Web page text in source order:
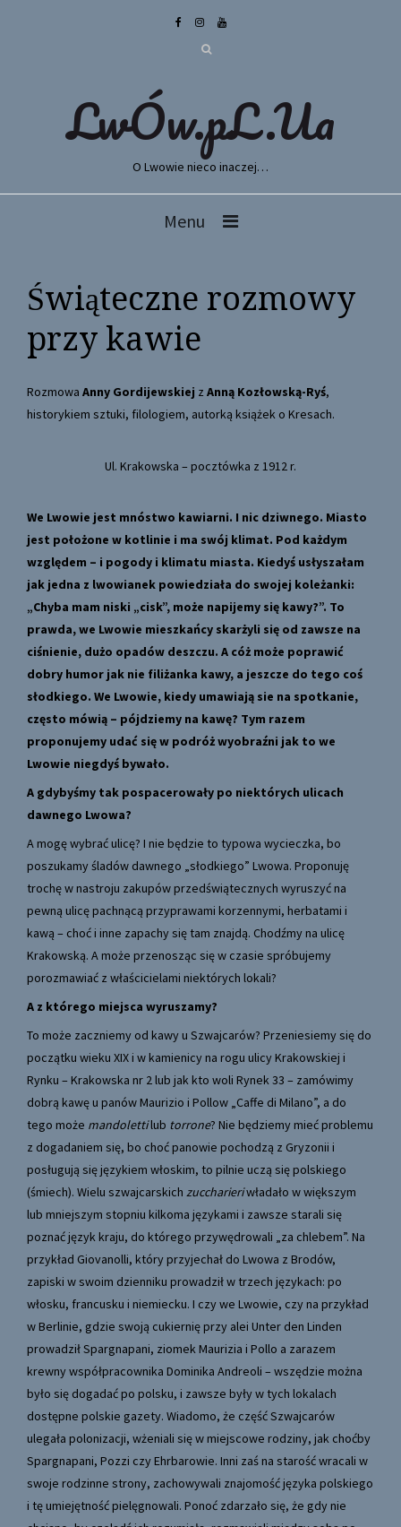
LwÓw.pL.Ua
O Lwowie nieco inaczej…
Menu
Świąteczne rozmowy
przy kawie
Rozmowa Anny Gordijewskiej z Anną Kozłowską-Ryś,
historykiem sztuki, filologiem, autorką książek o Kresach.
Ul. Krakowska – pocztówka z 1912 r.
We Lwowie jest mnóstwo kawiarni. I nic dziwnego. Miasto
jest położone w kotlinie i ma swój klimat. Pod każdym
względem – i pogody i klimatu miasta. Kiedyś usłyszałam
jak jedna z lwowianek powiedziała do swojej koleżanki:
„Chyba mam niski „cisk”, może napijemy się kawy?”. To
prawda, we Lwowie mieszkańcy skarżyli się od zawsze na
ciśnienie, dużo opadów deszczu. A cóż może poprawić
dobry humor jak nie filiżanka kawy, a jeszcze do tego coś
słodkiego. We Lwowie, kiedy umawiają sie na spotkanie,
często mówią – pójdziemy na kawę? Tym razem
proponujemy udać się w podróż wyobraźni jak to we
Lwowie niegdyś bywało.
A gdybyśmy tak pospacerowały po niektórych ulicach
dawnego Lwowa?
A mogę wybrać ulicę? I nie będzie to typowa wycieczka, bo
poszukamy śladów dawnego „słodkiego” Lwowa. Proponuję
trochę w nastroju zakupów przedświątecznych wyruszyć na
pewną ulicę pachnącą przyprawami korzennymi, herbatami i
kawą – choć i inne zapachy się tam znajdą. Chodźmy na ulicę
Krakowską. A może przenosząc się w czasie spróbujemy
porozmawiać z właścicielami niektórych lokali?
A z którego miejsca wyruszamy?
To może zaczniemy od kawy u Szwajcarów? Przeniesiemy się do
początku wieku XIX i w kamienicy na rogu ulicy Krakowskiej i
Rynku – Krakowska nr 2 lub jak kto woli Rynek 33 – zamówimy
dobrą kawę u panów Maurizio i Pollow „Caffe di Milano”, a do
tego może mandolettilub torrone? Nie będziemy mieć problemu
z dogadaniem się, bo choć panowie pochodzą z Gryzonii i
posługują się językiem włoskim, to pilnie uczą się polskiego
(śmiech). Wielu szwajcarskich zuccharieriwładało w większym
lub mniejszym stopniu kilkoma językami i zawsze starali się
poznać język kraju, do którego przywędrowali „za chlebem”. Na
przykład Giovanolli, który przyjechał do Lwowa z Brodów,
zapiski w swoim dzienniku prowadził w trzech językach: po
włosku, francusku i niemiecku. I czy we Lwowie, czy na przykład
w Berlinie, gdzie swoją cukiernię przy alei Unter den Linden
prowadził Spargnapani, ziomek Maurizia i Pollo a zarazem
krewny współpracownika Dominika Andreoli – wszędzie można
było się dogadać po polsku, i zawsze były w tych lokalach
dostępne polskie gazety. Wiadomo, że część Szwajcarów
ulegała polonizacji, wżeniali się w miejscowe rodziny, jak choćby
Spargnapani, Pozzi czy Ehrbarowie. Inni zaś na starość wracali w
swoje rodzinne strony, zachowywali znajomość języka polskiego
i tę umiejętność pielęgnowali. Ponoć zdarzało się, że gdy nie